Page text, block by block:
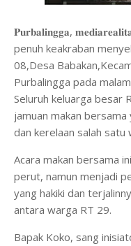
𝐏𝐮𝐫𝐛𝐚𝐥𝐢𝐧𝐠𝐠𝐚,
penuh keakraban
08,Desa
Purbalingga pada
Seluruh keluarga besar
jamuan makan
dan kerelaan salah satu
Acara makan bersama
perut, namun menjadi
yang hakiki dan
antara warga RT 29.
Bapak Koko, sang